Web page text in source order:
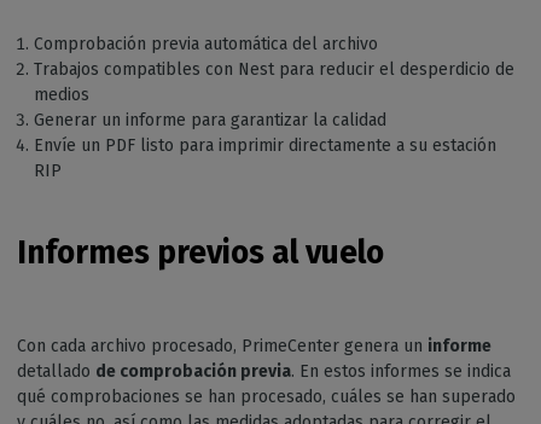
Comprobación previa automática del archivo
Trabajos compatibles con Nest para reducir el desperdicio de
medios
Generar un informe para garantizar la calidad
Envíe un PDF listo para imprimir directamente a su estación
RIP
Informes previos al vuelo
Con cada archivo procesado, PrimeCenter genera un informe
detallado de comprobación previa. En estos informes se indica
qué comprobaciones se han procesado, cuáles se han superado